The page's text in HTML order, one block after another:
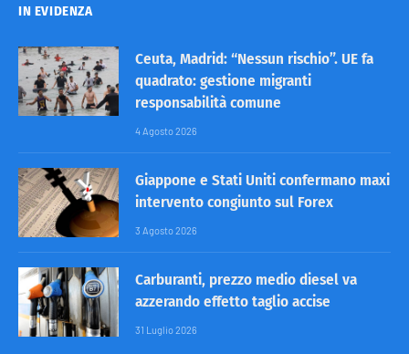
IN EVIDENZA
Ceuta, Madrid: “Nessun rischio”. UE fa
quadrato: gestione migranti
responsabilità comune
4 Agosto 2026
Giappone e Stati Uniti confermano maxi
intervento congiunto sul Forex
3 Agosto 2026
Carburanti, prezzo medio diesel va
azzerando effetto taglio accise
31 Luglio 2026